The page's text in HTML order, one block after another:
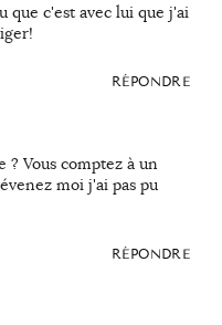
que c'est avec lui que j'ai
RÉPONDRE
? Vous comptez à un
moi j'ai pas pu
RÉPONDRE